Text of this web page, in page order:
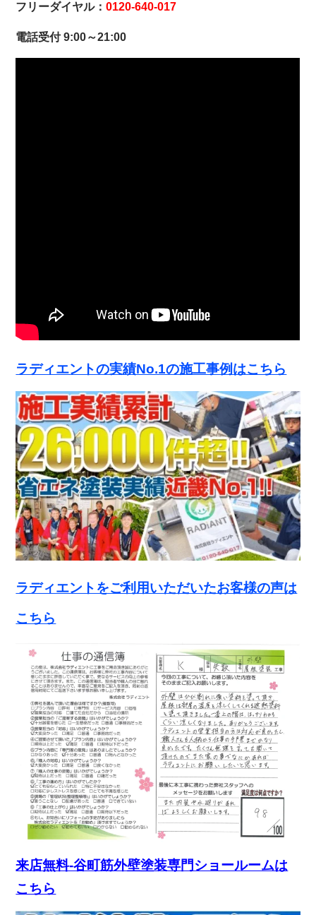
フリーダイヤル：0120-640-017
電話受付 9:00～21:00
ラディエントの実績No.1の施工事例はこちら
ラディエントをご利用いただいたお客様の声は
こちら
来店無料-谷町筋外壁塗装専門ショールームは
こちら